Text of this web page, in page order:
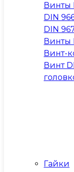
Винты
DIN
DIN
Винты
Винт-
Винт
Гайки